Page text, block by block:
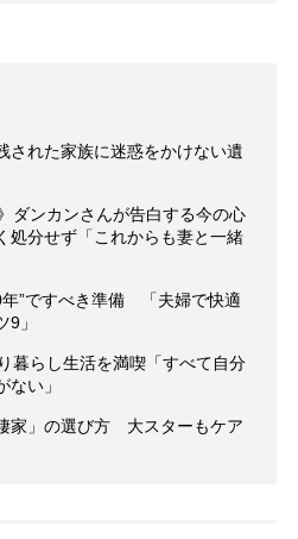
れた家族に迷惑をかけない遺
ダンカンさんが告白する今の心
分せず「これからも妻と一緒
年”ですべき準備 「夫婦で快適
」
暮らし生活を満喫「すべて自分
い」
家」の選び方 大スターもケア